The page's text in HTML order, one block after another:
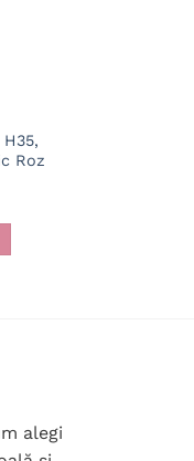
Roz
alegi